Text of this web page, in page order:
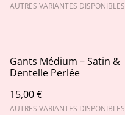
AUTRES VARIANTES DISPONIBLES
Gants Médium – Satin &
Dentelle Perlée
15,00 €
AUTRES VARIANTES DISPONIBLES